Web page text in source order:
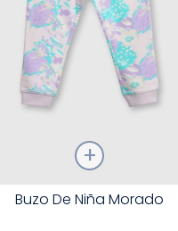
Buzo De Niña Morado